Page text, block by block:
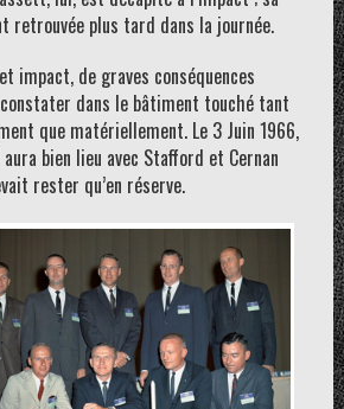
retrouvée plus tard dans la journée.
impact, de graves conséquences
dans le bâtiment touché tant
que matériellement. Le 3 Juin 1966,
bien lieu avec Stafford et Cernan
rester qu’en réserve.